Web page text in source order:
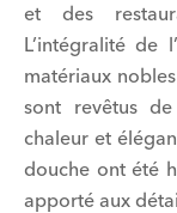
et des
L’intégralité de
matériaux
sont revêtus
chaleur et
douche ont été
apporté aux